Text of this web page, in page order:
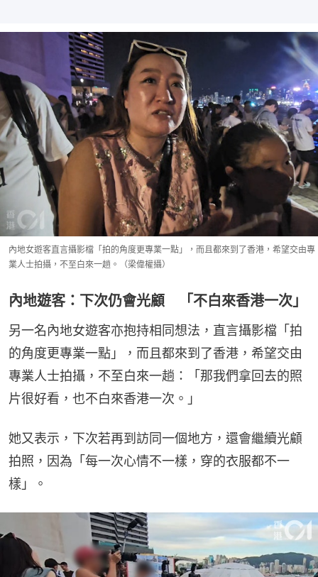
內地女遊客直言攝影檔「拍的角度更專業一點」，而且都來到了香港，希望交由專
業人士拍攝，不至白來一趟。（梁偉權攝）
內地遊客：下次仍會光顧 「不白來香港一次」
另一名內地女遊客亦抱持相同想法，直言攝影檔「拍
的角度更專業一點」，而且都來到了香港，希望交由
專業人士拍攝，不至白來一趟：「那我們拿回去的照
片很好看，也不白來香港一次。」
她又表示，下次若再到訪同一個地方，還會繼續光顧
拍照，因為「每一次心情不一樣，穿的衣服都不一
樣」。